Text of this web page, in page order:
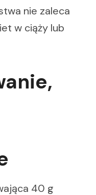
nie zaleca
w ciąży lub
40 g